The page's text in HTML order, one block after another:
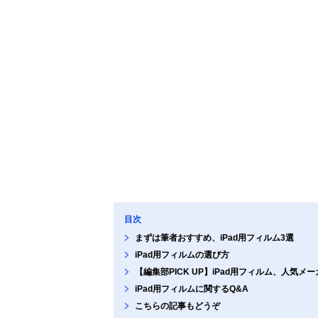
目次
まずは筆者おすすめ、iPad用フィルム3選
iPad用フィルムの選び方
【編集部PICK UP】iPad用フィルム、人気メ
iPad用フィルムに関するQ&A
こちらの記事もどうぞ